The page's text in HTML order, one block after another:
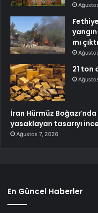
mı
21 ton
İran Hürmüz
yasaklayan tasarıyı
Ağustos 7, 2026
En Güncel Haberler